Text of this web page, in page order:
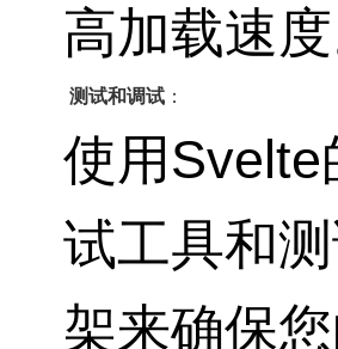
高加载速度
测试和调试：
使用Svelte
试工具和
架来确保